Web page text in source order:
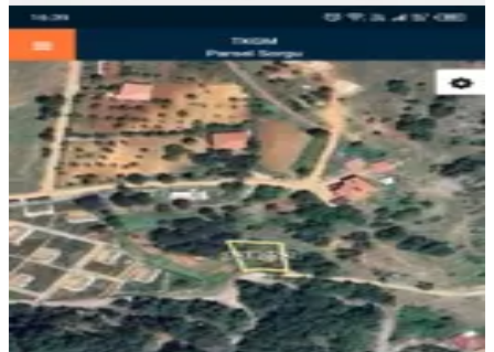
Bursa Osmangazi Kirazlı Köyü'nde
Satılık Arsa
Osmangazi, Kirazlı Mahallesi
322 m²·8.385/m² 14.10.2025
2.700.000 ₺
UZ GAYRİMENKULSalih Uzkal
Ara